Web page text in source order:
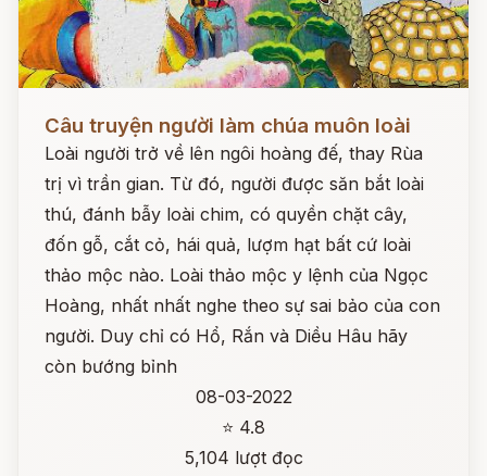
Câu truyện người làm chúa muôn loài
Loài người trở về lên ngôi hoàng đế, thay Rùa
trị vì trần gian. Từ đó, người được săn bắt loài
thú, đánh bẫy loài chim, có quyền chặt cây,
đốn gỗ, cắt cỏ, hái quả, lượm hạt bất cứ loài
thảo mộc nào. Loài thảo mộc y lệnh của Ngọc
Hoàng, nhất nhất nghe theo sự sai bảo của con
người. Duy chỉ có Hổ, Rắn và Diều Hâu hãy
còn bướng bỉnh
08-03-2022
⭐ 4.8
5,104 lượt đọc